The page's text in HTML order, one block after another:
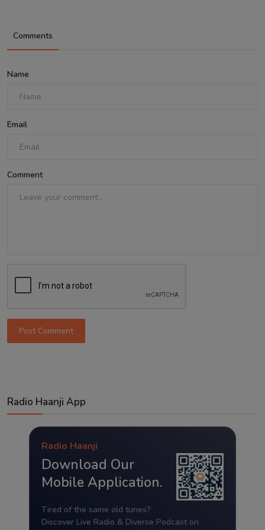
Comments
Name
Email
Comment
Post Comment
Radio Haanji App
Radio Haanji
Download Our
Mobile Application.
Tired of the same old tunes?
Discover Live Radio & Diverse Podcast on